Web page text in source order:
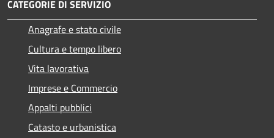
CATEGORIE DI SERVIZIO
Anagrafe e stato civile
Cultura e tempo libero
Vita lavorativa
Imprese e Commercio
Appalti pubblici
Catasto e urbanistica